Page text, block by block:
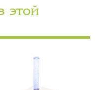
этой